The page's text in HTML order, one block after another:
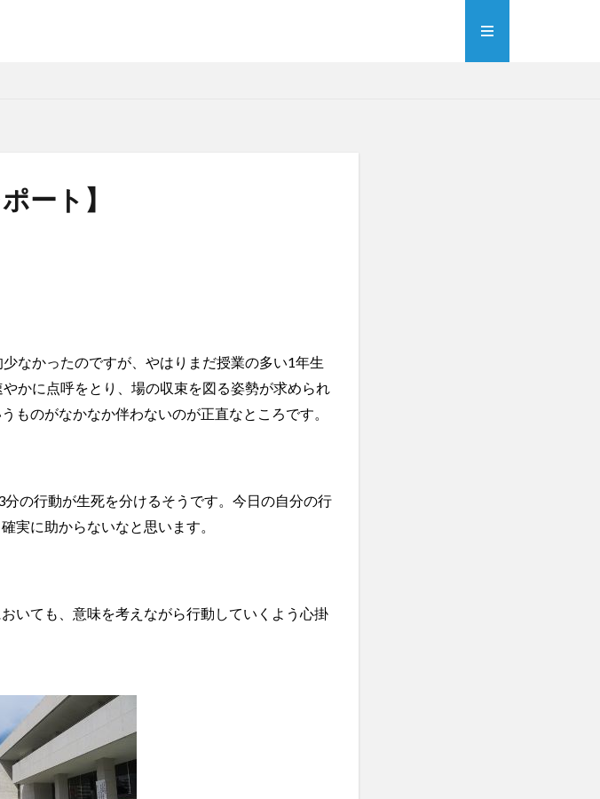
ート】
なかったのですが、やはりまだ授業の多い1年生
かに点呼をとり、場の収束を図る姿勢が求められ
ものがなかなか伴わないのが正直なところです。
の行動が生死を分けるそうです。今日の自分の行
実に助からないなと思います。
いても、意味を考えながら行動していくよう心掛